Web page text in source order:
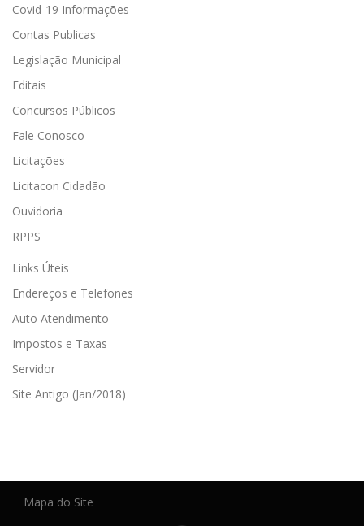
Covid-19 Informações
Contas Publicas
Legislação Municipal
Editais
Concursos Públicos
Fale Conosco
Licitações
Licitacon Cidadão
Ouvidoria
RPPS
Links Úteis
Endereços e Telefones
Auto Atendimento
Impostos e Taxas
Servidor
Site Antigo (Jan/2018)
Mapa do Site